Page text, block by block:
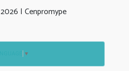
▼
2026 | Cenpromype